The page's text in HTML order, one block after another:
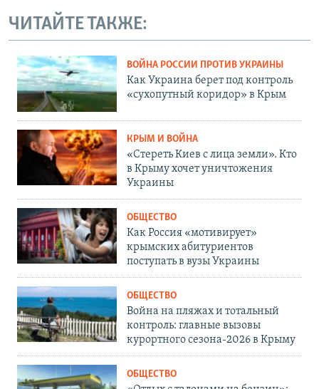
ЧИТАЙТЕ ТАКЖЕ:
ВОЙНА РОССИИ ПРОТИВ УКРАИНЫ
Как Украина берет под контроль
«сухопутный коридор» в Крым
КРЫМ И ВОЙНА
«Стереть Киев с лица земли». Кто
в Крыму хочет уничтожения
Украины
ОБЩЕСТВО
Как Россия «мотивирует»
крымских абитуриентов
поступать в вузы Украины
ОБЩЕСТВО
Война на пляжах и тотальный
контроль: главные вызовы
курортного сезона-2026 в Крыму
ОБЩЕСТВО